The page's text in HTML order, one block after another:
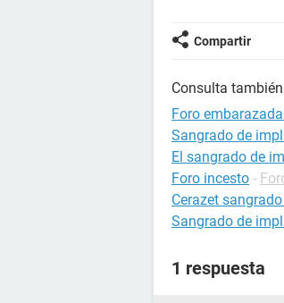
Espero me
Compartir
Consulta
Foro
Sangrado de
El sangrado de
Foro incesto -
Cerazet
Sangrado de
1 respuesta